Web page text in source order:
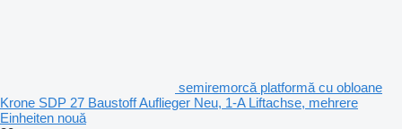
semiremorcă platformă cu obloane
Krone SDP 27 Baustoff Auflieger Neu, 1-A Liftachse, mehrere
Einheiten nouă